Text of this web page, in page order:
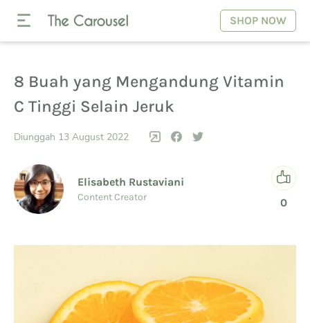
SHOP NOW
8 Buah yang Mengandung Vitamin
C Tinggi Selain Jeruk
Diunggah 13 August 2022
Elisabeth Rustaviani
Content Creator 0